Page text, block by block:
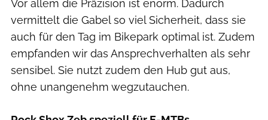
Vor allem die Präzision ist enorm. Dadurch
vermittelt die Gabel so viel Sicherheit, dass sie
auch für den Tag im Bikepark optimal ist. Zudem
empfanden wir das Ansprechverhalten als sehr
sensibel. Sie nutzt zudem den Hub gut aus,
ohne unangenehm wegzutauchen.